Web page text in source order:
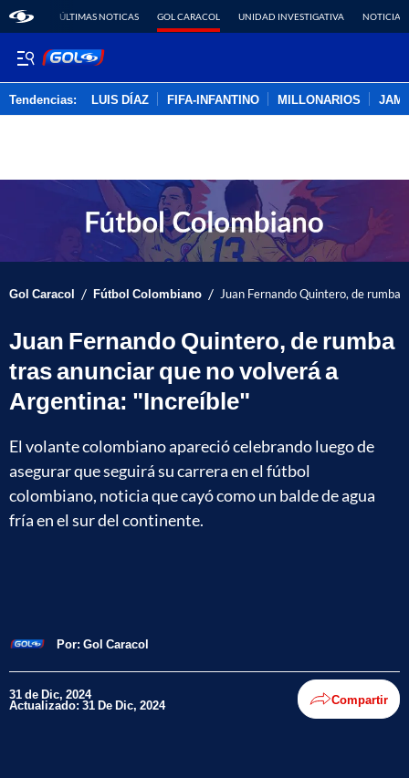
ÚLTIMAS NOTICAS GOL CARACOL UNIDAD INVESTIGATIVA NOTICIAS
Tendencias: LUIS DÍAZ FIFA-INFANTINO MILLONARIOS
Gol Caracol / Fútbol Colombiano / Juan Fernando Quintero, de
Juan Fernando Quintero, de rumba
tras anunciar que no volverá a
Argentina: "Increíble"
El volante colombiano apareció celebrando luego de
asegurar que seguirá su carrera en el fútbol
colombiano, noticia que cayó como un balde de agua
fría en el sur del continente.
Por: Gol Caracol
31 de Dic, 2024
Actualizado: 31 De Dic, 2024 Compartir